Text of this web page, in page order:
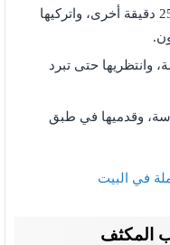
اخبزي البسبوسة في الفرن لمدة 25 دقيقة أخرى، واتركيها
حتى تبرد
وقدميها في طبق
في البيت
المكثف